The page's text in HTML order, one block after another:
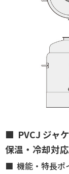
PVCJ ジャ
保温・冷却対
機能・特長ポ